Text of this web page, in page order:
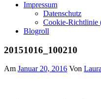
Impressum
Datenschutz
Cookie-Richtlinie
Blogroll
20151016_100210
Am Januar 20, 2016 Von